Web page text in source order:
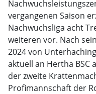
vergangenen Saison
Nachwuchsliga acht
weiteren vor. Nach
2024 von
aktuell an Hertha BSC
der zweite
Profimannschaft der